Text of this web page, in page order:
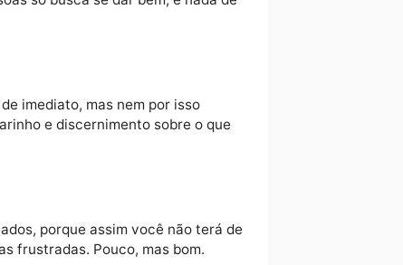
as pessoas a fazer parte de seus
6)
confiáveis também, muito pelo contrário,
pessoas só busca se dar bem, e nada de